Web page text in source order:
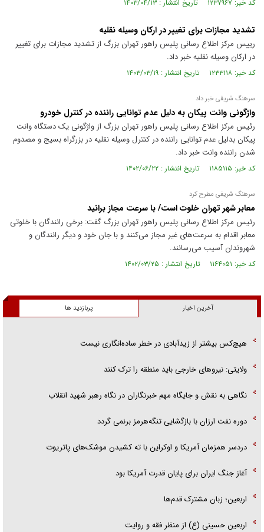
کد خبر: ۱۲۳۷۹۶۷ تاریخ انتشار : ۱۴۰۳/۰۴/۱۳
تشدید مجازات برای تغییر در ارکان وسیله نقلیه
رییس مرکز اطلاع رسانی پلیس راهور تهران بزرگ از تشدید مجازات برای تغییر
در ارکان وسیله نقلیه خبر داد.
کد خبر: ۱۲۳۳۱۱۸ تاریخ انتشار : ۱۴۰۳/۰۳/۱۹
سرهنگ شریفی خبر داد
واژگونی وانت پیکان به دلیل عدم توانایی راننده در کنترل خودرو
رئیس مرکز اطلاع رسانی پلیس راهور تهران بزرگ از واژگونی یک دستگاه وانت
پیکان بدلیل عدم توانایی راننده در کنترل وسیله نقلیه در بزرگراه بسیج و مصدوم
شدن راننده وانت خبر داد.
کد خبر: ۱۱۸۵۱۱۵ تاریخ انتشار : ۱۴۰۲/۰۶/۲۲
سرهنگ شریفی مطرح کرد
معابر شهر تهران خلوت است/ با سرعت مجاز برانید
رئیس مرکز اطلاع رسانی پلیس راهور تهران بزرگ گفت: برخی رانندگان با خلوتی
معابر اقدام به سرعت‌های غیر مجاز می‌کنند و با جان خود و دیگر رانندگان و
شهروندان آسیب می‌رسانند.
کد خبر: ۱۱۶۴۰۵۱ تاریخ انتشار : ۱۴۰۲/۰۳/۲۵
آخرین اخبار پربازدید ها
هیچ‌کس بیشتر از زیدآبادی در خطر ساده‌انگاری نیست
ولایتی: نیرو‌های خارجی باید منطقه را ترک کنند
نگاهی به نقش و جایگاه مهم خبرنگاران در نگاه رهبر شهید انقلاب
دوره نفت ارزان با بازگشایی تنگه‌هرمز برنمی گردد
دردسر همزمان آمریکا و اوکراین با ته کشیدن موشک‌های پاتریوت
آغاز جنگ ایران برای پایان قدرت آمریکا بود
اربعین؛ زبان مشترک قدم‌ها
اربعین حسینی (ع) از منظر فقه و روایت